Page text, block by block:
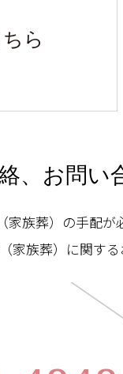
ら
、 お問い
族葬）の手配が
家族葬）に関す